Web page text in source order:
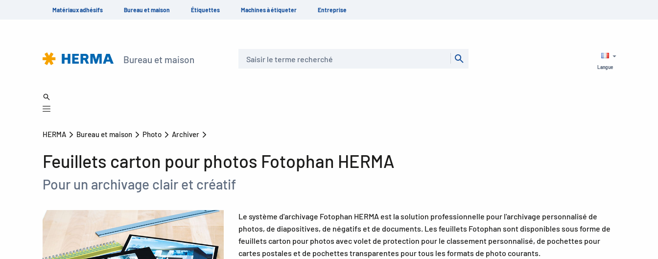
Matériaux adhésifs Bureau et maison Étiquettes Machines à étiqueter Entreprise
Bureau et maison
Langue
HERMA Bureau et maison Photo Archiver
Feuillets carton pour photos Fotophan HERMA
Pour un archivage clair et créatif
Le système d'archivage Fotophan HERMA est la solution professionnelle pour l'archivage personnalisé de
photos, de diapositives, de négatifs et de documents. Les feuillets Fotophan sont disponibles sous forme de
feuillets carton pour photos avec volet de protection pour le classement personnalisé, de pochettes pour
cartes postales et de pochettes transparentes pour tous les formats de photo courants.